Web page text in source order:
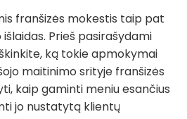
franšizės mokestis taip pat
Prieš pasirašydami
ką tokie apmokymai
maitinimo srityje franšizės
kaip gaminti meniu esančius
jo nustatytą klientų